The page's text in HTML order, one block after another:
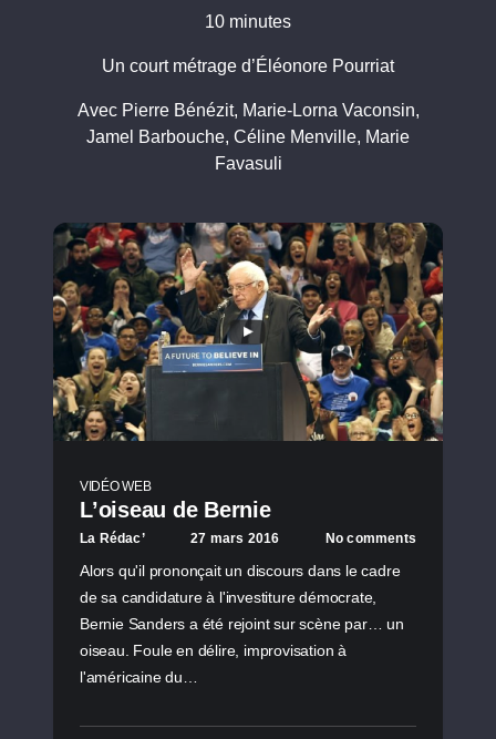
10 minutes
Un court métrage d’Éléonore Pourriat
Avec Pierre Bénézit, Marie-Lorna Vaconsin,
Jamel Barbouche, Céline Menville, Marie
Favasuli
VIDÉO WEB
L’oiseau de Bernie
La Rédac’ 27 mars 2016 No comments
Alors qu'il prononçait un discours dans le cadre
de sa candidature à l'investiture démocrate,
Bernie Sanders a été rejoint sur scène par… un
oiseau. Foule en délire, improvisation à
l'américaine du…